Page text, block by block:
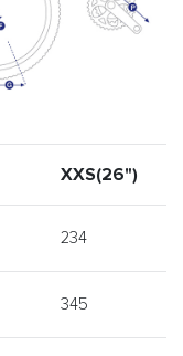
XXS(26")
234
345